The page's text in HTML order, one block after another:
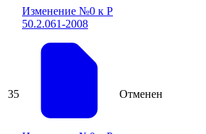
Изменение №0 к Р
50.2.061-2008
35 Отменен